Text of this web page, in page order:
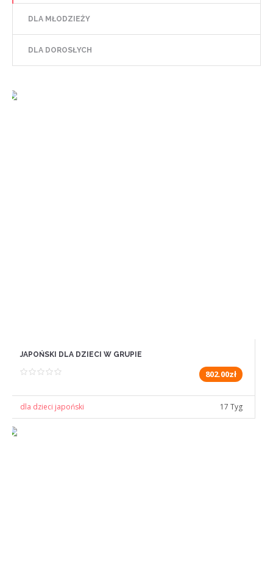
DLA MŁODZIEŻY
DLA DOROSŁYCH
JAPOŃSKI DLA DZIECI W GRUPIE
802.00zł
dla dzieci japoński 17 Tyg